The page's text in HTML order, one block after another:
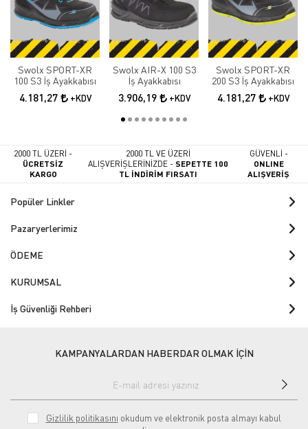
Swolx SPORT-XR
100 S3 İş Ayakkabısı
4.181,27 +KDV
Swolx AIR-X 100 S3
İş Ayakkabısı
3.906,19 +KDV
Swolx SPORT-XR
200 S3 İş Ayakkabısı
4.181,27 +KDV
2000 TL ÜZERİ -
ÜCRETSİZ
KARGO
2000 TL VE ÜZERİ
ALIŞVERİŞLERİNİZDE -SEPETTE 100
TL İNDİRİM FIRSATI
GÜVENLİ -
ONLINE
ALIŞVERİŞ
Popüler Linkler
Pazaryerlerimiz
ÖDEME
KURUMSAL
İş Güvenliği Rehberi
KAMPANYALARDAN HABERDAR OLMAK İÇİN
Gizlilik politikasını okudum ve elektronik posta almayı kabul